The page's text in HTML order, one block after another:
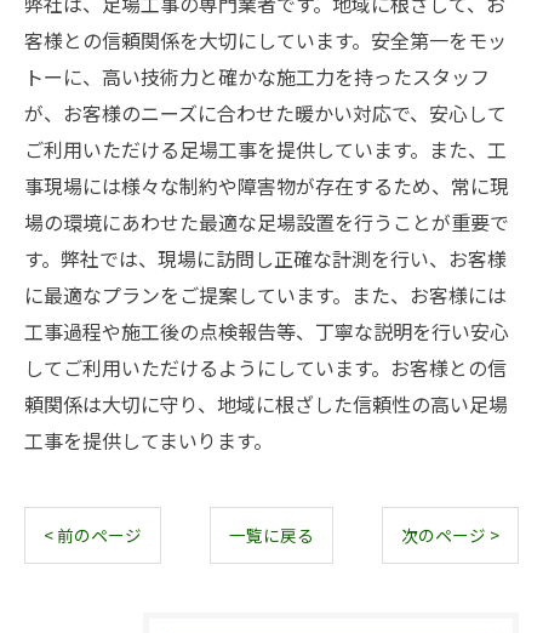
客様との信頼関係を大切にしています。安全第一をモッ
トーに、高い技術力と確かな施工力を持ったスタッフ
が、お客様のニーズに合わせた暖かい対応で、安心して
ご利用いただける足場工事を提供しています。また、工
事現場には様々な制約や障害物が存在するため、常に現
場の環境にあわせた最適な足場設置を行うことが重要で
す。弊社では、現場に訪問し正確な計測を行い、お客様
に最適なプランをご提案しています。また、お客様には
工事過程や施工後の点検報告等、丁寧な説明を行い安心
してご利用いただけるようにしています。お客様との信
頼関係は大切に守り、地域に根ざした信頼性の高い足場
工事を提供してまいります。
< 前のページ 一覧に戻る 次のページ >